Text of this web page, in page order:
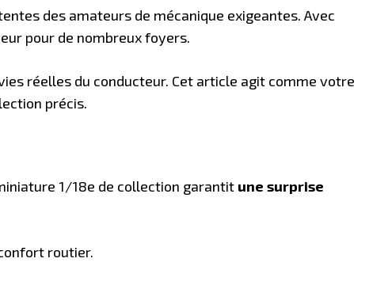
des amateurs de mécanique exigeantes. Avec
pour de nombreux foyers.
réelles du conducteur. Cet article agit comme votre
précis.
1/18e de collection garantit une surprise
routier.